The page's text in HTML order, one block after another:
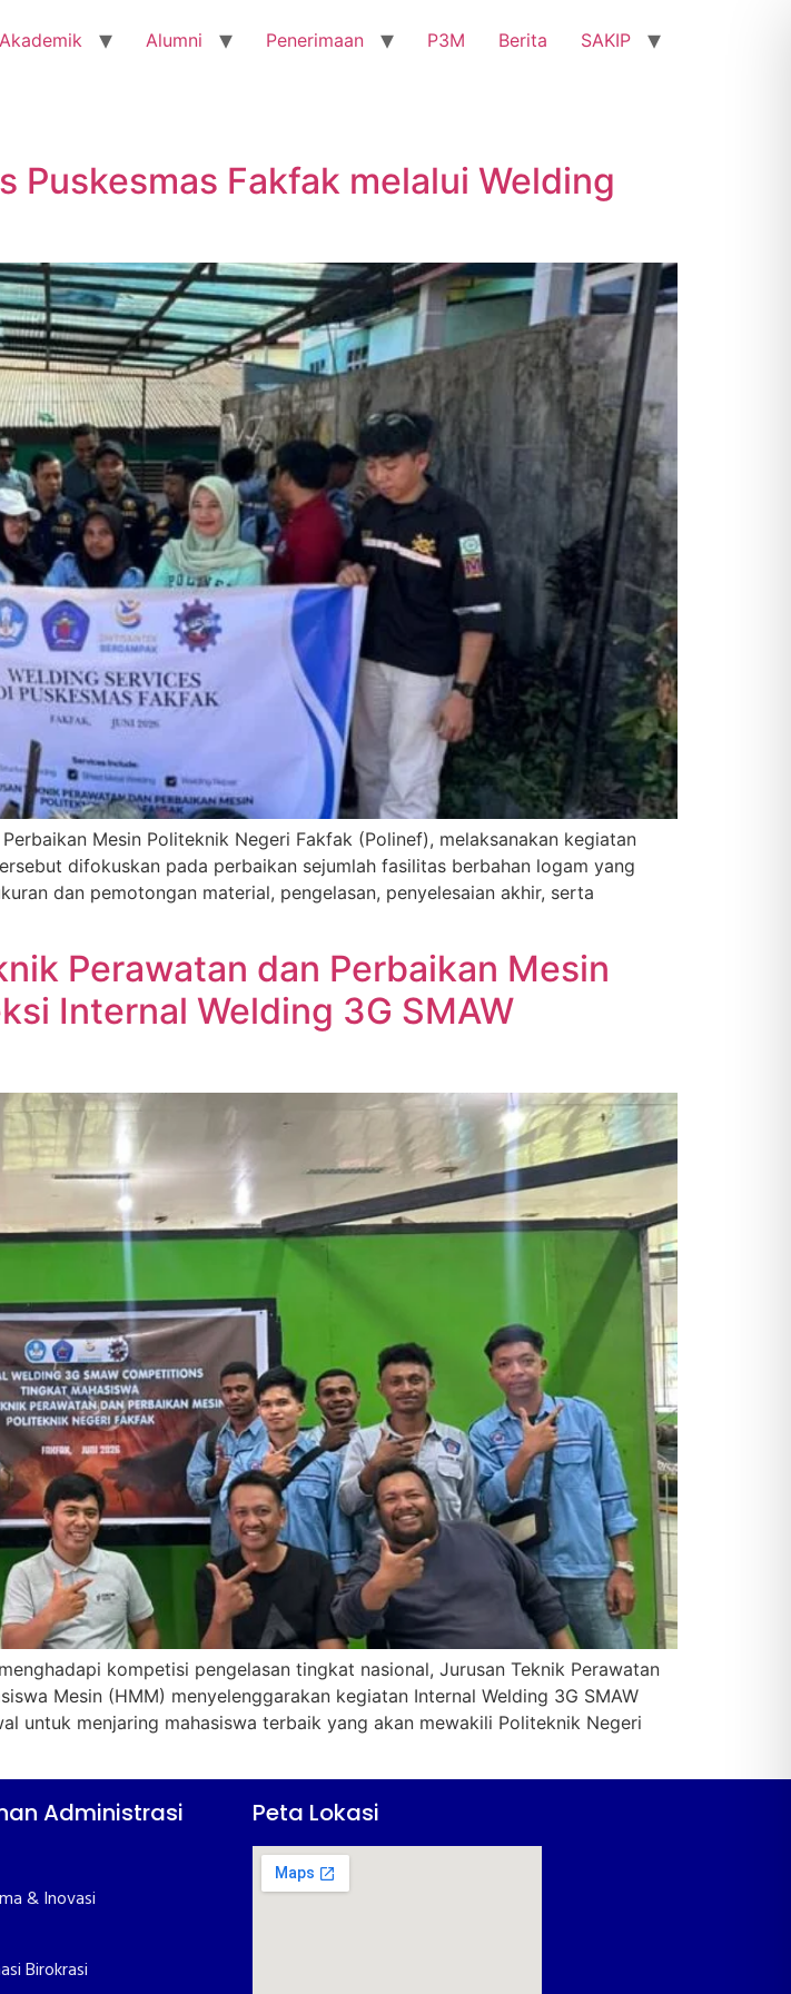
Akademik Alumni Penerimaan P3M Berita SAKIP
Puskesmas Fakfak melalui Welding
Mesin Politeknik Negeri Fakfak (Polinef), melaksanakan kegiatan
difokuskan pada perbaikan sejumlah fasilitas berbahan logam yang
dan pemotongan material, pengelasan, penyelesaian akhir, serta
Perawatan dan Perbaikan Mesin
Internal Welding 3G SMAW
kompetisi pengelasan tingkat nasional, Jurusan Teknik Perawatan
Mesin (HMM) menyelenggarakan kegiatan Internal Welding 3G SMAW
untuk menjaring mahasiswa terbaik yang akan mewakili Politeknik Negeri
Administrasi
& Inovasi
Birokrasi
Peta Lokasi